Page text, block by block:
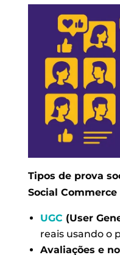
Tipos de prova
Social Commerce
UGC (User
reais usando o
Avaliações e